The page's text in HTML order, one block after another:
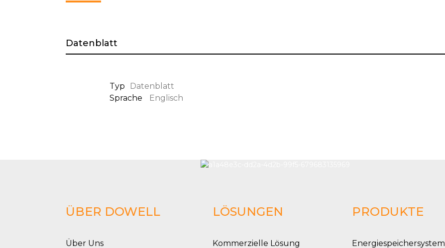
Datenblatt
Typ
Datenblatt
Sprache
Englisch
ÜBER DOWELL
Über Uns
LÖSUNGEN
Kommerzielle Lösung
PRODUKTE
Energiespeichersystem